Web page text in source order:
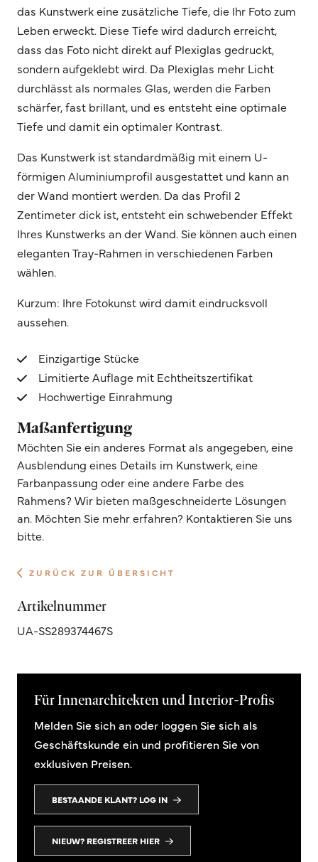
das Kunstwerk eine zusätzliche Tiefe, die Ihr Foto zum
Leben erweckt. Diese Tiefe wird dadurch erreicht,
dass das Foto nicht direkt auf Plexiglas gedruckt,
sondern aufgeklebt wird. Da Plexiglas mehr Licht
durchlässt als normales Glas, werden die Farben
schärfer, fast brillant, und es entsteht eine optimale
Tiefe und damit ein optimaler Kontrast.
Das Kunstwerk ist standardmäßig mit einem U-
förmigen Aluminiumprofil ausgestattet und kann an
der Wand montiert werden. Da das Profil 2
Zentimeter dick ist, entsteht ein schwebender Effekt
Ihres Kunstwerks an der Wand. Sie können auch einen
eleganten Tray-Rahmen in verschiedenen Farben
wählen.
Kurzum: Ihre Fotokunst wird damit eindrucksvoll
aussehen.
Einzigartige Stücke
Limitierte Auflage mit Echtheitszertifikat
Hochwertige Einrahmung
Maßanfertigung
Möchten Sie ein anderes Format als angegeben, eine
Ausblendung eines Details im Kunstwerk, eine
Farbanpassung oder eine andere Farbe des
Rahmens? Wir bieten maßgeschneiderte Lösungen
an. Möchten Sie mehr erfahren? Kontaktieren Sie uns
bitte.
ZURÜCK ZUR ÜBERSICHT
Artikelnummer
UA-SS289374467S
Für Innenarchitekten und Interior-Profis
Melden Sie sich an oder loggen Sie sich als
Geschäftskunde ein und profitieren Sie von
exklusiven Preisen.
BESTAANDE KLANT? LOG IN
NIEUW? REGISTREER HIER